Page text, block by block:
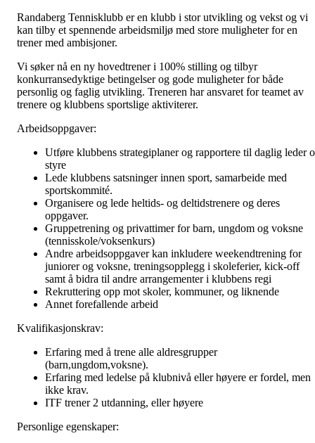
Randaberg Tennisklubb er en klubb i stor utvikling og vekst og vi
kan tilby et spennende arbeidsmiljø med store muligheter for en
trener med ambisjoner.
Vi søker nå en ny hovedtrener i 100% stilling og tilbyr
konkurransedyktige betingelser og gode muligheter for både
personlig og faglig utvikling. Treneren har ansvaret for teamet av
trenere og klubbens sportslige aktiviterer.
Arbeidsoppgaver:
Utføre klubbens strategiplaner og rapportere til daglig leder
styre
Lede klubbens satsninger innen sport, samarbeide med
sportskommité.
Organisere og lede heltids- og deltidstrenere og deres
oppgaver.
Gruppetrening og privattimer for barn, ungdom og voksne
(tennisskole/voksenkurs)
Andre arbeidsoppgaver kan inkludere weekendtrening for
juniorer og voksne, treningsopplegg i skoleferier, kick-off
samt å bidra til andre arrangementer i klubbens regi
Rekruttering opp mot skoler, kommuner, og liknende
Annet forefallende arbeid
Kvalifikasjonskrav:
Erfaring med å trene alle aldresgrupper
(barn,ungdom,voksne).
Erfaring med ledelse på klubnivå eller høyere er fordel, men
ikke krav.
ITF trener 2 utdanning, eller høyere
Personlige egenskaper: